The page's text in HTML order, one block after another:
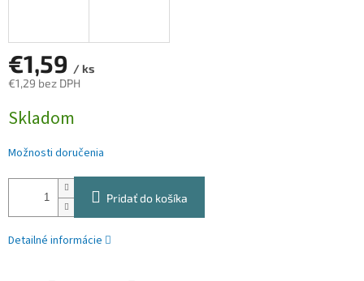
€1,59 / ks
€1,29 bez DPH
cena:
Skladom
Možnosti doručenia
Pridať do košíka
Detailné informácie